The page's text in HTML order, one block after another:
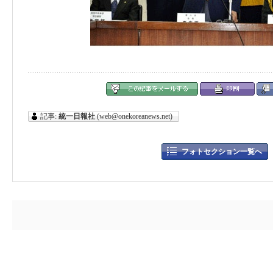
記事: 統一日報社 (web@onekoreanews.net)
フォトセクション一覧へ